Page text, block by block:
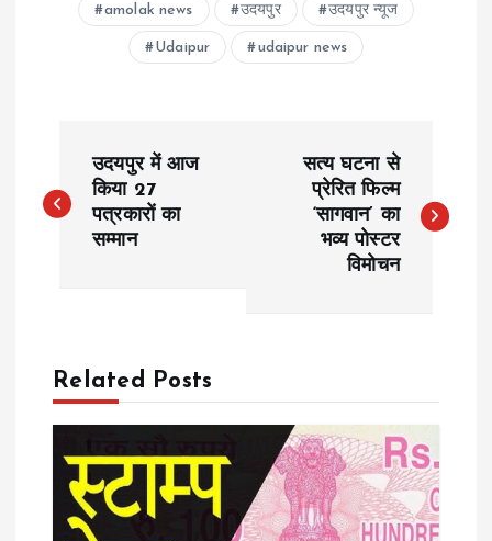
amolak news उदयपुर उदयपुर न्यूज
Udaipur udaipur news
o
n
a
उदयपुर में आज
किया 27
पत्रकारों का
सम्मान
सत्य घटना से
प्रेरित फिल्म
‘सागवान’ का
भव्य पोस्टर
विमोचन
Related Posts